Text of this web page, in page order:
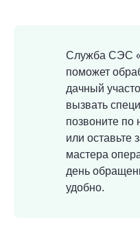
Служба СЭС
поможет
дачный
вызвать
позвоните по
или оставьте
мастера
день
удобно.